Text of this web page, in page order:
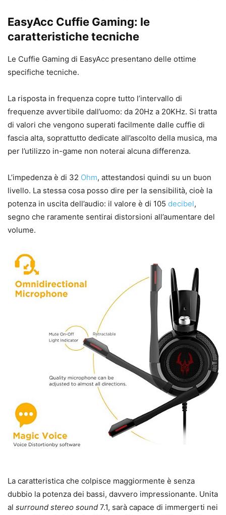
EasyAcc Cuffie Gaming: le
caratteristiche tecniche
Le Cuffie Gaming di EasyAcc presentano delle ottime
specifiche tecniche.
La risposta in frequenza copre tutto l’intervallo di
frequenze avvertibile dall’uomo: da 20Hz a 20KHz. Si tratta
di valori che vengono superati facilmente dalle cuffie di
fascia alta, soprattutto dedicate all’ascolto della musica, ma
per l’utilizzo in-game non noterai alcuna differenza.
L’impedenza è di 32 Ohm, attestandosi quindi su un buon
livello. La stessa cosa posso dire per la sensibilità, cioè la
potenza in uscita dell’audio: il valore è di 105 decibel,
segno che raramente sentirai distorsioni all’aumentare del
volume.
La caratteristica che colpisce maggiormente è senza
dubbio la potenza dei bassi, davvero impressionante. Unita
al surround stereo sound 7.1, sarà capace di immergerti nei